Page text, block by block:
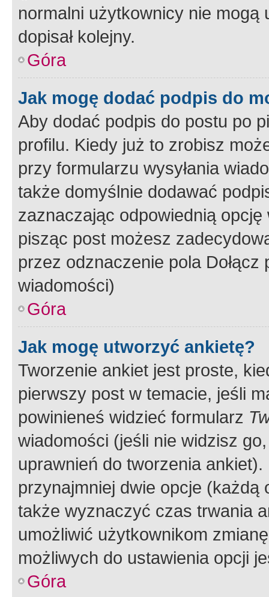
normalni użytkownicy nie
dopisał kolejny.
Góra
Jak mogę dodać podpis do
Aby dodać podpis do postu po
profilu. Kiedy już to zrobisz
przy formularzu wysyłania
także domyślnie dodawać
zaznaczając odpowiednią
pisząc post możesz
przez odznaczenie pola
wiadomości)
Góra
Jak mogę utworzyć ankietę?
Tworzenie ankiet jest proste,
pierwszy post w temacie, jeśli
powinieneś widzieć formularz
wiadomości (jeśli nie widzisz
uprawnień do tworzenia
przynajmniej dwie opcje
także wyznaczyć czas trwania
umożliwić użytkownikom
możliwych do ustawienia opcji
Góra